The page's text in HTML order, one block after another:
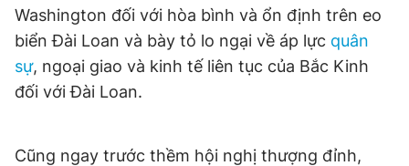
Washington đối với hòa bình và ổn định trên eo
biển Đài Loan và bày tỏ lo ngại về áp lực quân
sự, ngoại giao và kinh tế liên tục của Bắc Kinh
đối với Đài Loan.
Cũng ngay trước thềm hội nghị thượng đỉnh,